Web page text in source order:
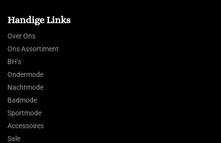
Handige Links
Over Ons
Ons Assortiment
BH’s
Ondermode
Nachtmode
Badmode
Sportmode
Accessoires
Sale